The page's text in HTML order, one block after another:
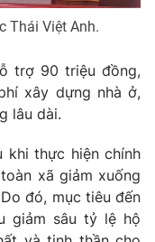
Thái Việt Anh.
trợ 90 triệu đồng,
xây dựng nhà ở,
lâu dài.
khi thực hiện chính
xã giảm xuống
Do đó, mục tiêu đến
giảm sâu tỷ lệ hộ